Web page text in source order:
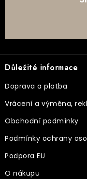
á
p
a
Důležité informace
Doprava a platba
Vrácení a výměna,
Obchodní podmínky
Podmínky ochrany
Podpora EU
O nákupu